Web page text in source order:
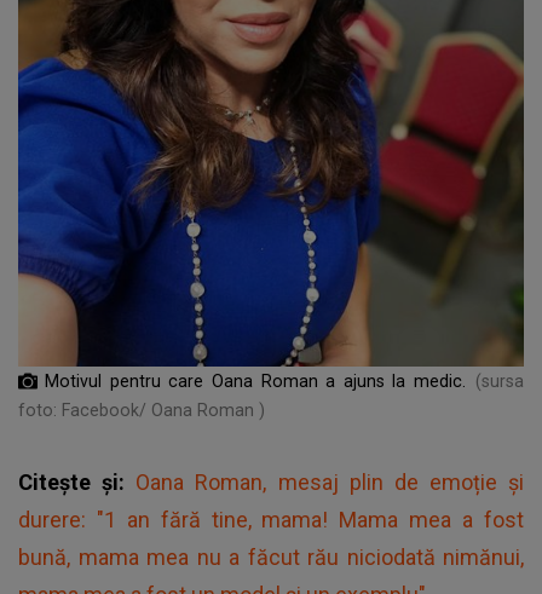
Motivul pentru care Oana Roman a ajuns la medic.
(sursa
foto: Facebook/ Oana Roman )
Citește și: Oana Roman, mesaj plin de emoție și
durere: "1 an fără tine, mama! Mama mea a fost
bună, mama mea nu a făcut rău niciodată nimănui,